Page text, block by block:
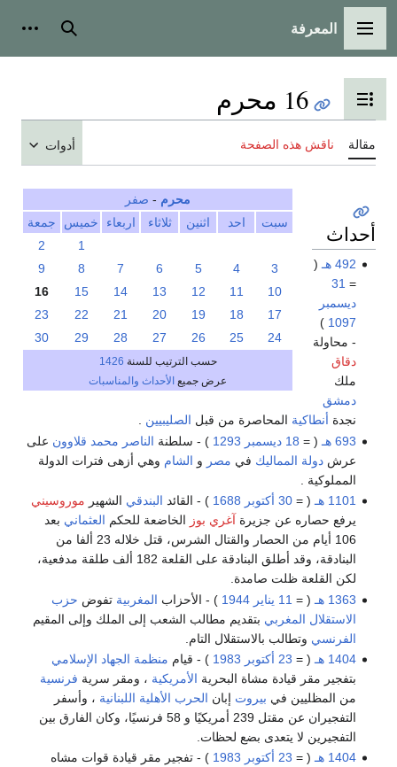
القائمة الرئيسية
المعرفة بحث
تبديل عرض جدول المحتويات
16 محرم
مقالة ناقش هذه الصفحة أدوات
محرم - صفر
سبت
احد اثنين ثلاثاء اربعاء خميس
جمعة
1
2
3
4
5
6
7
8
9
10
11
12
13
14
15
16
17
18
19
20
21
22
23
24
25
26
27
28
29
30
حسب الترتيب للسنة 1426
عرض جميع الأحداث والمناسبات
أحداث
492 هـ
(
=
31
ديسمبر
1097
)
- محاولة
دقاق
ملك
دمشق
نجدة أنطاكية المحاصرة من قبل الصليبيين .
693 هـ
( = 18 ديسمبر 1293 ) - سلطنة الناصر محمد قلاوون على
عرشدولة المماليك في مصر و الشام وهي أزهى فترات الدولة
المملوكية .
1101 هـ
( =30 أكتوبر 1688 ) - القائد البندقي الشهير موروسيني
يرفع حصاره عن جزيرة آغري بوز الخاضعة للحكم العثماني بعد
106 أيام من الحصار والقتال الشرس، قتل خلاله 23 ألفا من
البنادقة، وقد أطلق البنادقة على القلعة 182 ألف طلقة مدفعية،
لكن القلعة ظلت صامدة.
1363 هـ
( = 11 يناير 1944 ) - الأحزاب المغربية تفوض حزب
الاستقلال المغربي بتقديم مطالب الشعب إلى الملك وإلى المقيم
الفرنسي وتطالب بالاستقلال التام.
1404 هـ
( = 23 أكتوبر 1983 ) - قيام منظمة الجهاد الإسلامي
بتفجير مقر قيادة مشاة البحرية الأمريكية ، ومقر سرية فرنسية
من المظليين في بيروت إبان الحرب الأهلية اللبنانية ، وأسفر
التفجيران عن مقتل 239 أمريكيًا و 58 فرنسيًا، وكان الفارق بين
التفجيرين لا يتعدى بضع لحظات.
1404 هـ
( = 23 أكتوبر 1983 ) - تفجير مقر قيادة قوات مشاه